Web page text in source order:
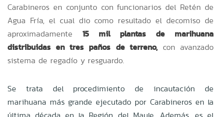
Carabineros en conjunto con funcionarios del Retén de
Agua Fría, el cual dio como resultado el decomiso de
aproximadamente 15 mil plantas de marihuana
distribuidas en tres paños de terreno,con avanzado
sistema de regadío y resguardo.
Se trata del procedimiento de incautación de
marihuana más grande ejecutado por Carabineros en la